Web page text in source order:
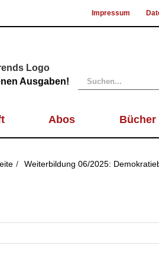
Impressum
Ausgaben!
Suche
nach:
Abos Bücher
Weiterbildung 06/2025: